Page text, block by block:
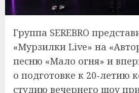
Группа SEREBRO
«Мурзилки Live» на
песню «Мало огня» и
о подготовке к 20-летию
студию вечернего шоу